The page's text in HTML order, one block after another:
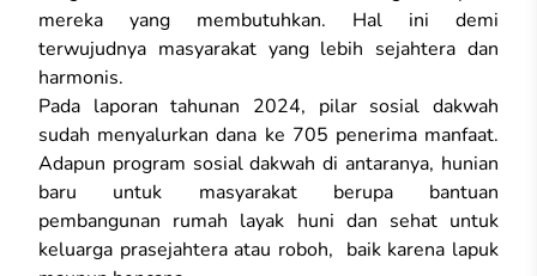
mereka yang membutuhkan. Hal ini demi
terwujudnya masyarakat yang lebih sejahtera dan
harmonis.
Pada laporan tahunan 2024, pilar sosial dakwah
sudah menyalurkan dana ke 705 penerima manfaat.
Adapun program sosial dakwah di antaranya, hunian
baru untuk masyarakat berupa bantuan
pembangunan rumah layak huni dan sehat untuk
keluarga prasejahtera atau roboh, baik karena lapuk